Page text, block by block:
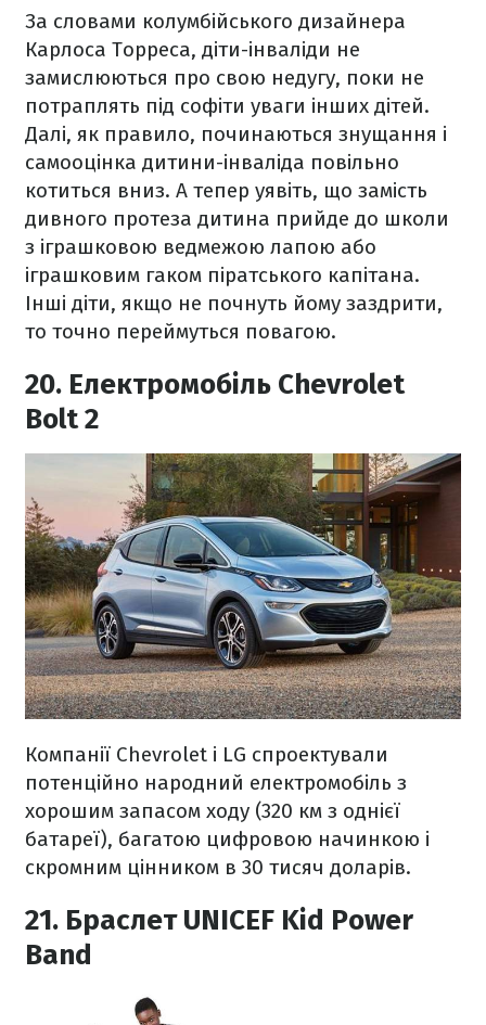
За словами колумбійського дизайнера
Карлоса Торреса, діти-інваліди не
замислюються про свою недугу, поки не
потраплять під софіти уваги інших дітей.
Далі, як правило, починаються знущання і
самооцінка дитини-інваліда повільно
котиться вниз. А тепер уявіть, що замість
дивного протеза дитина прийде до школи
з іграшковою ведмежою лапою або
іграшковим гаком піратського капітана.
Інші діти, якщо не почнуть йому заздрити,
то точно переймуться повагою.
20. Електромобіль Chevrolet
Bolt 2
Компанії Chevrolet і LG спроектували
потенційно народний електромобіль з
хорошим запасом ходу (320 км з однієї
батареї), багатою цифровою начинкою і
скромним цінником в 30 тисяч доларів.
21. Браслет UNICEF Kid Power
Band